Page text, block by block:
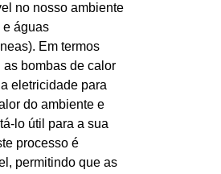
no nosso ambiente
e águas
Em termos
as bombas de calor
eletricidade para
do ambiente e
lo útil para a sua
processo é
permitindo que as